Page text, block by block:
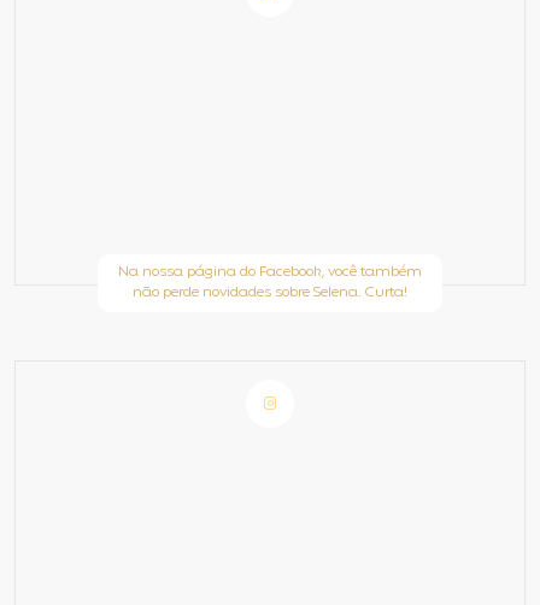
Na nossa página do Facebook, você também
não perde novidades sobre Selena. Curta!